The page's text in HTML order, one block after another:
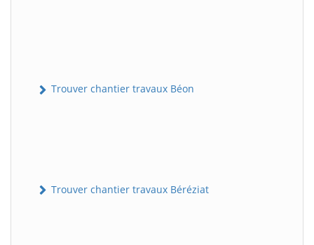
Trouver chantier travaux Béon
Trouver chantier travaux Béréziat